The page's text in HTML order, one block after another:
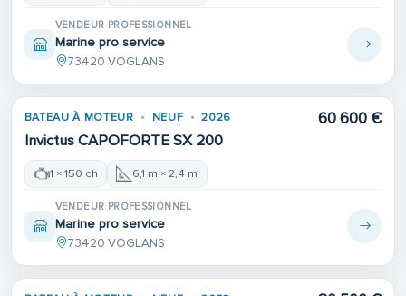
VENDEUR PROFESSIONNEL
Marine pro service
73420 VOGLANS
BATEAU À MOTEUR NEUF 2026
Invictus CAPOFORTE SX 200
60 600 €
1 × 150 ch 6,1 m × 2,4 m
VENDEUR PROFESSIONNEL
Marine pro service
73420 VOGLANS